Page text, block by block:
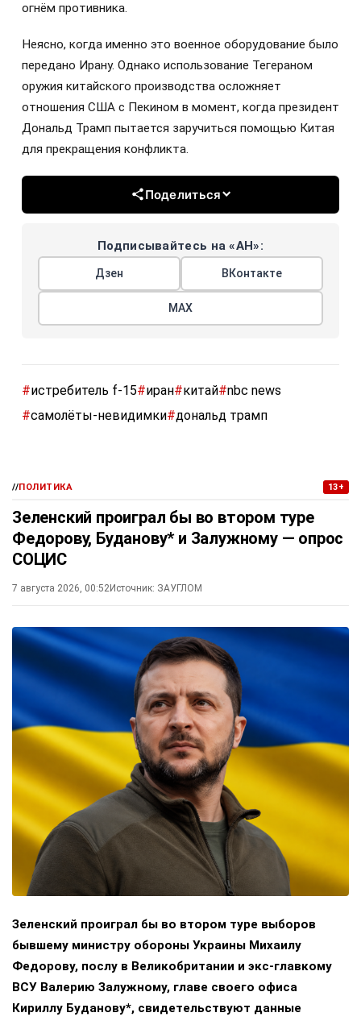
огнём противника.
Неясно, когда именно это военное оборудование было
передано Ирану. Однако использование Тегераном
оружия китайского производства осложняет
отношения США с Пекином в момент, когда президент
Дональд Трамп пытается заручиться помощью Китая
для прекращения конфликта.
Поделиться
Подписывайтесь на «АН»:
Дзен ВКонтакте
МАХ
#истребитель f-15#иран#китай#nbc news
#самолёты-невидимки#дональд трамп
//ПОЛИТИКА 13+
Зеленский проиграл бы во втором туре
Федорову, Буданову* и Залужному — опрос
СОЦИС
7 августа 2026, 00:52Источник: ЗАУГЛОМ
Зеленский проиграл бы во втором туре выборов
бывшему министру обороны Украины Михаилу
Федорову, послу в Великобритании и экс-главкому
ВСУ Валерию Залужному, главе своего офиса
Кириллу Буданову*, свидетельствуют данные